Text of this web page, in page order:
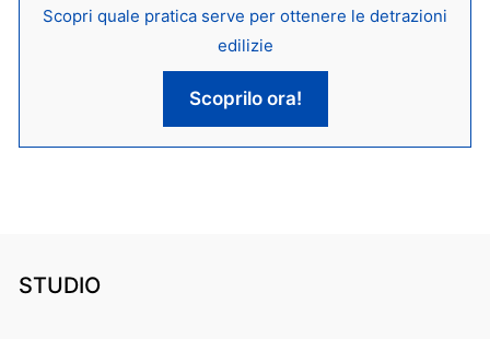
Scopri quale pratica serve per ottenere le detrazioni
edilizie
Scoprilo ora!
STUDIO